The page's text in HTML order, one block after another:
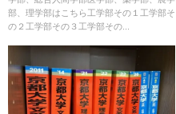
部、理学部はこちら工学部その１工学部そ
の２工学部その３工学部その...